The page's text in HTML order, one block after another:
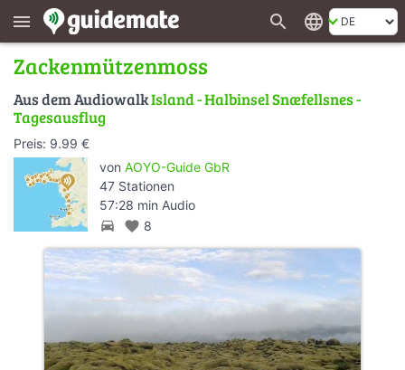
menu search language
Zackenmützenmoss
Aus dem AudiowalkIsland - Halbinsel Snæfellsnes -
Tagesausflug
Preis: 9.99 €
von AOYO-Guide GbR
47 Stationen
57:28 min Audio
directions_car favorite 8